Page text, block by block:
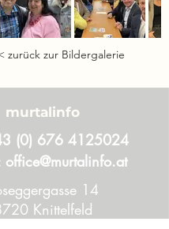
zurück zur Bildergalerie
murtalinfo
(0) 676 4125024
office@murtalinfo.at
14
Knittelfeld